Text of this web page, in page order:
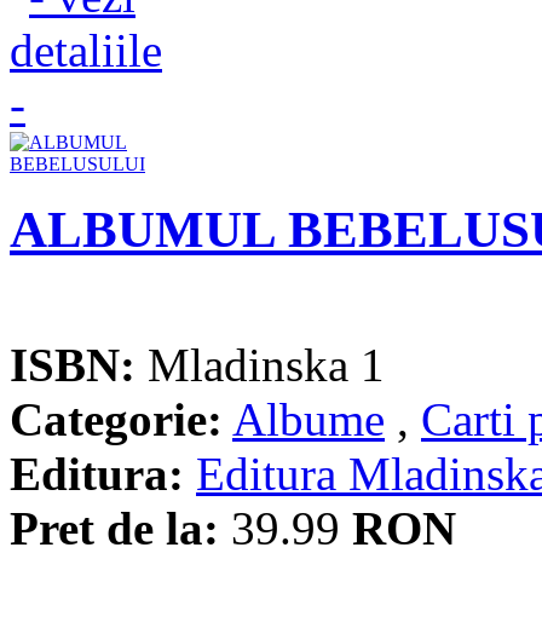
ALBUMUL
ISBN: Mladinska 1
Categorie: Albume , Carti
Editura: Editura
Pret de la: 39.99 RON